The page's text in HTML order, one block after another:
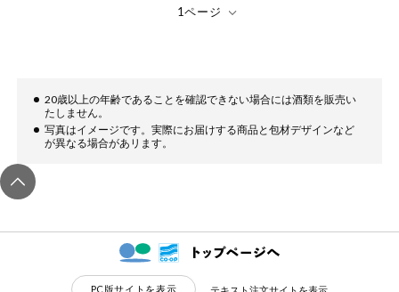
20歳以上の年齢であることを確認できない場合には酒類を販売い
たしません。
写真はイメージです。実際にお届けする商品と包材デザインなど
が異なる場合があリます。
PC版サイトを表示 テキスト注文サイトを表示